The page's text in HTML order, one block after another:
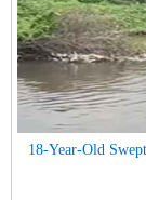
18-Year-Old